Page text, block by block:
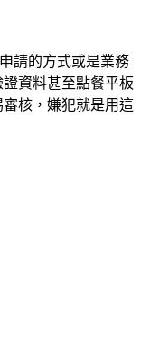
請的方式或是業務
資料甚至點餐平板
核，嫌犯就是用這